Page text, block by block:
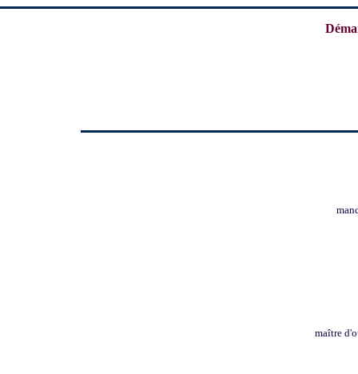
maître